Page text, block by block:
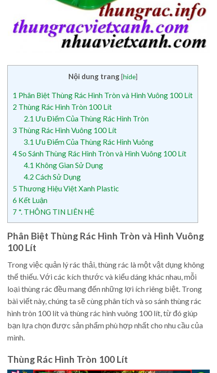
Nội dung trang [hide]
1 Phân Biệt Thùng Rác Hình Tròn và Hình Vuông 100 Lít
2 Thùng Rác Hình Tròn 100 Lít
2.1 Ưu Điểm Của Thùng Rác Hình Tròn
3 Thùng Rác Hình Vuông 100 Lít
3.1 Ưu Điểm Của Thùng Rác Hình Vuông
4So Sánh Thùng Rác Hình Tròn và Hình Vuông 100 Lít
4.1 Không Gian Sử Dụng
4.2 Cách Sử Dụng
5 Thương Hiệu Việt Xanh Plastic
6 Kết Luận
7 *. THÔNG TIN LIÊN HỆ
Phân Biệt Thùng Rác Hình Tròn và Hình Vuông
100 Lít
Trong việc quản lý rác thải, thùng rác là một vật dụng không
thể thiếu. Với các kích thước và kiểu dáng khác nhau, mỗi
loại thùng rác đều mang đến những lợi ích riêng biệt. Trong
bài viết này, chúng ta sẽ cùng phân tích và so sánh thùng rác
hình tròn 100 lít và thùng rác hình vuông 100 lít, từ đó giúp
bạn lựa chọn được sản phẩm phù hợp nhất cho nhu cầu của
mình.
Thùng Rác Hình Tròn 100 Lít